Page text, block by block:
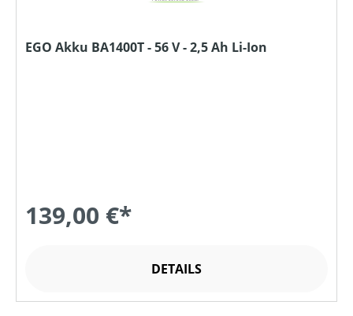
EGO Akku BA1400T - 56 V - 2,5 Ah Li-Ion
139,00 €*
DETAILS